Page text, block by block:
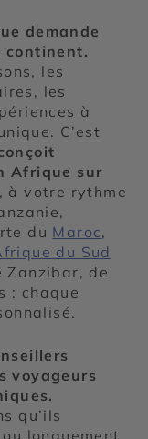
demande
continent.
les
les
à
C’est
Afrique sur
à votre rythme
du Maroc,
du Sud
Zanzibar, de
: chaque
voyageurs
qu’ils
longuement